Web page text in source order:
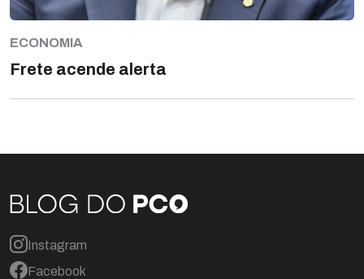
ECONOMIA
Frete acende alerta
Instagram
Facebook